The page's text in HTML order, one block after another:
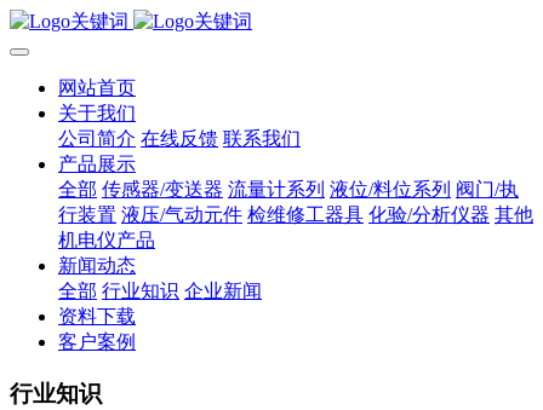
网站首页
关于我们
公司简介 在线反馈 联系我们
产品展示
全部 传感器/变送器 流量计系列 液位/料位系列 阀门/执
行装置 液压/气动元件 检维修工器具 化验/分析仪器 其他
机电仪产品
新闻动态
全部 行业知识 企业新闻
资料下载
客户案例
行业知识